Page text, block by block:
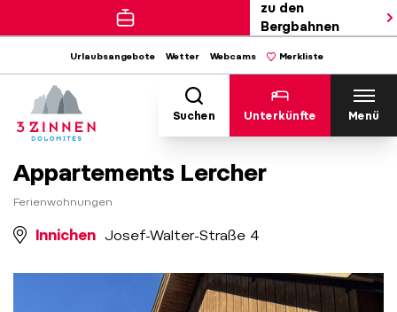
zu den
Bergbahnen
Urlaubsangebote Wetter Webcams Merkliste
Suchen Unterkünfte Menü
Appartements Lercher
Ferienwohnungen
Innichen Josef-Walter-Straße 4